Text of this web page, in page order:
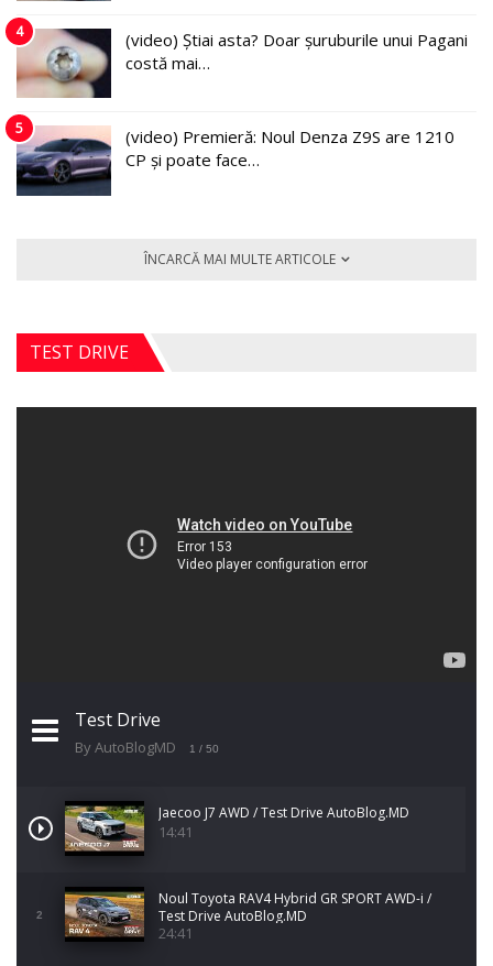
4
(video) Știai asta? Doar șuruburile unui Pagani
costă mai…
5
(video) Premieră: Noul Denza Z9S are 1210
CP și poate face…
ÎNCARCĂ MAI MULTE ARTICOLE
TEST DRIVE
Test Drive
By AutoBlogMD 1 / 50
Jaecoo J7 AWD / Test Drive AutoBlog.MD
14:41
2
Noul Toyota RAV4 Hybrid GR SPORT AWD-i /
Test Drive AutoBlog.MD
24:41